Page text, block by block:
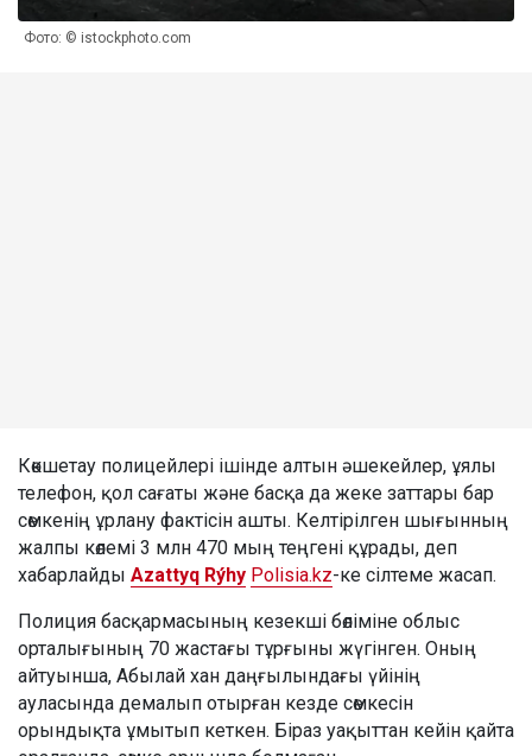
Фото: © istockphoto.com
Көкшетау полицейлері ішінде алтын әшекейлер, ұялы
телефон, қол сағаты және басқа да жеке заттары бар
сөмкенің ұрлану фактісін ашты. Келтірілген шығынның
жалпы көлемі 3 млн 470 мың теңгені құрады, деп
хабарлайды Azattyq Rýhy Polisia.kz-ке сілтеме жасап.
Полиция басқармасының кезекші бөліміне облыс
орталығының 70 жастағы тұрғыны жүгінген. Оның
айтуынша, Абылай хан даңғылындағы үйінің
ауласында демалып отырған кезде сөмкесін
орындықта ұмытып кеткен. Біраз уақыттан кейін қайта